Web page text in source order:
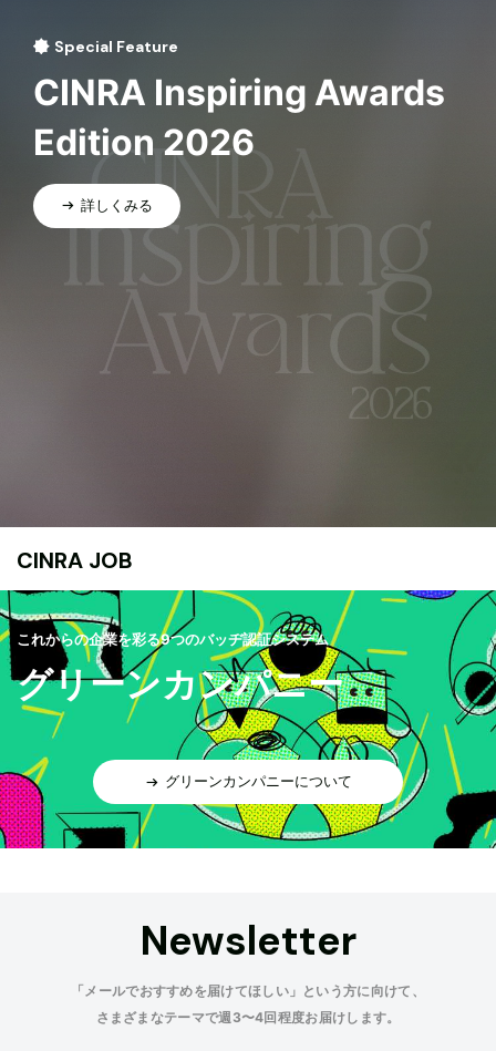
Special Feature
CINRA Inspiring Awards
Edition 2026
詳しくみる
CINRA JOB
これからの企業を彩る9つのバッヂ認証システム
グリーンカンパニー
グリーンカンパニーについて
Newsletter
「メールでおすすめを届けてほしい」という方に向けて、
さまざまなテーマで週3〜4回程度お届けします。